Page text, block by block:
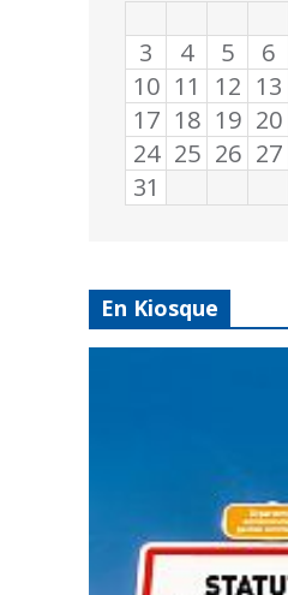
3
4 5 6
10 11 12 13
17 18 19 20
24 25 26 27
31
En Kiosque